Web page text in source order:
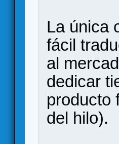
La única
fácil
al
dedicar
producto
del hilo).